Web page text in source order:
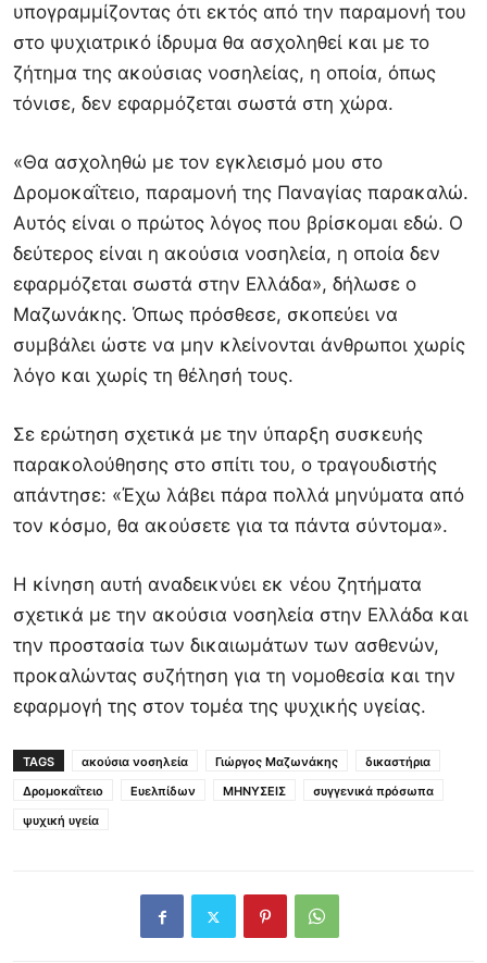
υπογραμμίζοντας ότι εκτός από την παραμονή του
στο ψυχιατρικό ίδρυμα θα ασχοληθεί και με το
ζήτημα της ακούσιας νοσηλείας, η οποία, όπως
τόνισε, δεν εφαρμόζεται σωστά στη χώρα.
«Θα ασχοληθώ με τον εγκλεισμό μου στο
Δρομοκαΐτειο, παραμονή της Παναγίας παρακαλώ.
Αυτός είναι ο πρώτος λόγος που βρίσκομαι εδώ. Ο
δεύτερος είναι η ακούσια νοσηλεία, η οποία δεν
εφαρμόζεται σωστά στην Ελλάδα», δήλωσε ο
Μαζωνάκης. Όπως πρόσθεσε, σκοπεύει να
συμβάλει ώστε να μην κλείνονται άνθρωποι χωρίς
λόγο και χωρίς τη θέλησή τους.
Σε ερώτηση σχετικά με την ύπαρξη συσκευής
παρακολούθησης στο σπίτι του, ο τραγουδιστής
απάντησε: «Έχω λάβει πάρα πολλά μηνύματα από
τον κόσμο, θα ακούσετε για τα πάντα σύντομα».
Η κίνηση αυτή αναδεικνύει εκ νέου ζητήματα
σχετικά με την ακούσια νοσηλεία στην Ελλάδα και
την προστασία των δικαιωμάτων των ασθενών,
προκαλώντας συζήτηση για τη νομοθεσία και την
εφαρμογή της στον τομέα της ψυχικής υγείας.
TAGS ακούσια νοσηλεία Γιώργος Μαζωνάκης
δικαστήρια
Δρομοκαΐτειο
Ευελπίδων ΜΗΝΥΣΕΙΣ
συγγενικά πρόσωπα
ψυχική υγεία